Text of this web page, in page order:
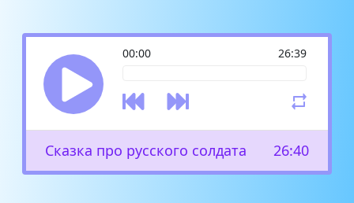
00:00 26:39
Сказка про русского солдата 26:40